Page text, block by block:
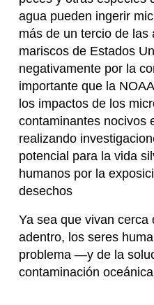
agua pueden ingerir
más de un tercio de las
mariscos de Estados
negativamente por la
importante que la
los impactos de los
contaminantes nocivos
realizando
potencial para la vida
humanos por la
desechos
Ya sea que vivan cerca
adentro, los seres
problema —y de la
contaminación